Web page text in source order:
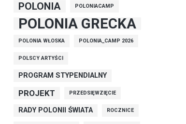
POLONIA POLONIACAMP
POLONIA GRECKA
POLONIA WŁOSKA POLONIA_CAMP 2026
POLSCY ARTYŚCI
PROGRAM STYPENDIALNY
PROJEKT PRZEDSIĘWZIĘCIE
RADY POLONII ŚWIATA ROCZNICE